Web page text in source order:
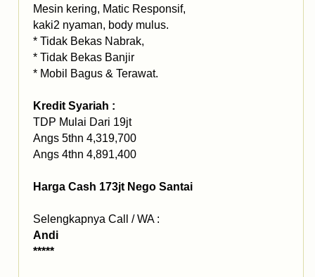
Mesin kering, Matic Responsif,
kaki2 nyaman, body mulus.
* Tidak Bekas Nabrak,
* Tidak Bekas Banjir
* Mobil Bagus & Terawat.
Kredit Syariah :
TDP Mulai Dari 19jt
Angs 5thn 4,319,700
Angs 4thn 4,891,400
Harga Cash 173jt Nego Santai
Selengkapnya Call / WA :
Andi
*****